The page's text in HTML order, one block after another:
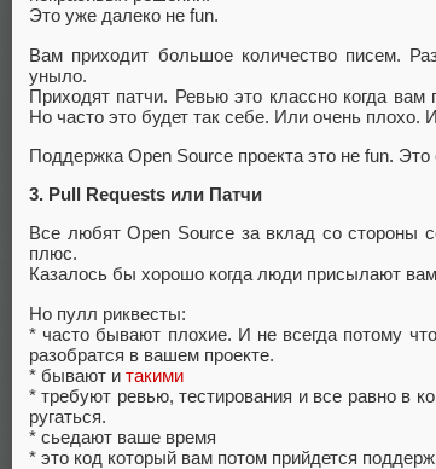
Это уже далеко не fun.
Вам приходит большое количество писем.
уныло.
Приходят патчи. Ревью это классно когда
Но часто это будет так себе. Или очень плохо.
Поддержка Open Source проекта это не fun.
3. Pull Requests или Патчи
Все любят Open Source за вклад со стороны
плюс.
Казалось бы хорошо когда люди присылают
Но пулл риквесты:
* часто бывают плохие. И не всегда потому
разобратся в вашем проекте.
* бывают и такими
* требуют ревью, тестирования и все равно в
ругаться.
* сьедают ваше время
* это код который вам потом прийдется